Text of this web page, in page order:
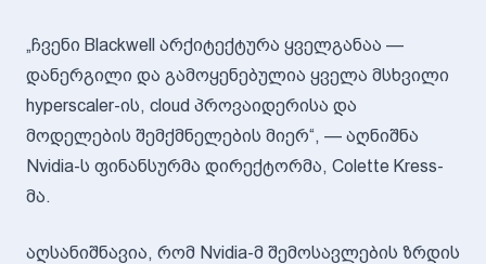
„ჩვენი Blackwell არქიტექტურა ყველგანაა —
დანერგილი და გამოყენებულია ყველა მსხვილი
hyperscaler-ის, cloud პროვაიდერისა და
მოდელების შემქმნელების მიერ“, — აღნიშნა
Nvidia-ს ფინანსურმა დირექტორმა, Colette Kress-
მა.
აღსანიშნავია, რომ Nvidia-მ შემოსავლების ზრდის